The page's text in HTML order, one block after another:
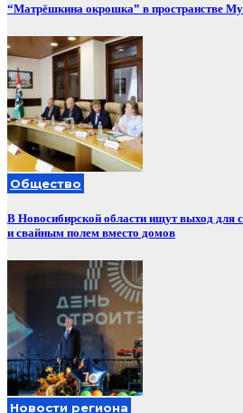
“Матрёшкина окрошка” в пространстве
Общество
В Новосибирской области ищут выход для
и свайным полем вместо домов
Новости региона